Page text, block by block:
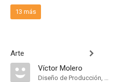
13 más
Arte
Víctor Molero
Diseño de Producción, Dirección Artística